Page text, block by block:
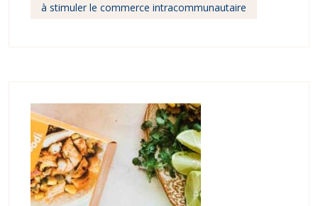
à stimuler le commerce intracommunautaire